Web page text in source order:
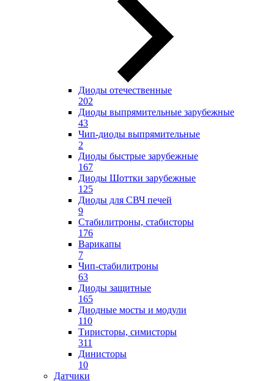
Диоды отечественные
202
Диоды выпрямительные зарубежные
43
Чип-диоды выпрямительные
2
Диоды быстрые зарубежные
167
Диоды Шоттки зарубежные
125
Диоды для СВЧ печей
9
Стабилитроны, стабисторы
176
Варикапы
7
Чип-стабилитроны
63
Диоды защитные
165
Диодные мосты и модули
110
Тиристоры, симисторы
311
Динисторы
10
Датчики